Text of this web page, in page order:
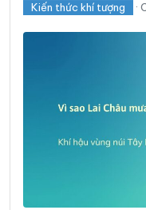
Kiến thức khí tượng ·